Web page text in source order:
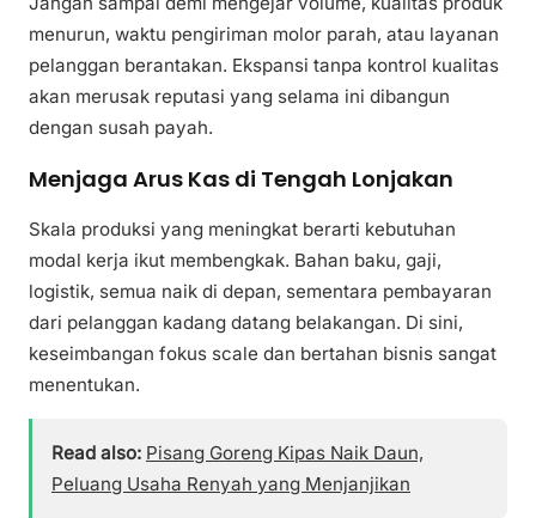
menurun, waktu pengiriman molor parah, atau layanan
pelanggan berantakan. Ekspansi tanpa kontrol kualitas
akan merusak reputasi yang selama ini dibangun
dengan susah payah.
Menjaga Arus Kas di Tengah Lonjakan
Skala produksi yang meningkat berarti kebutuhan
modal kerja ikut membengkak. Bahan baku, gaji,
logistik, semua naik di depan, sementara pembayaran
dari pelanggan kadang datang belakangan. Di sini,
keseimbangan fokus scale dan bertahan bisnis sangat
menentukan.
Read also: Pisang Goreng Kipas Naik Daun,
Peluang Usaha Renyah yang Menjanjikan